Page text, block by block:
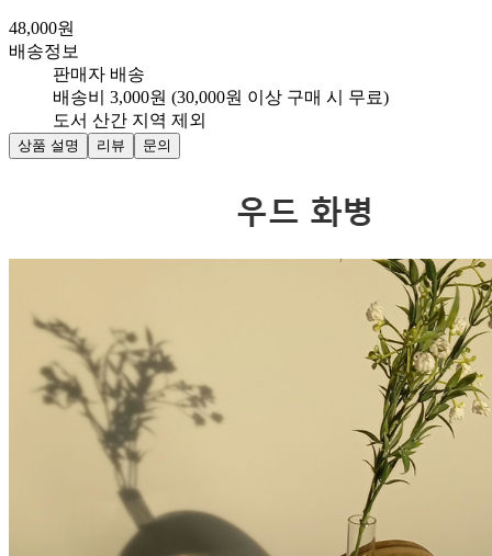
48,000원
배송정보
판매자 배송
배송비 3,000원 (30,000원 이상 구매 시 무료)
도서 산간 지역 제외
상품 설명 리뷰 문의